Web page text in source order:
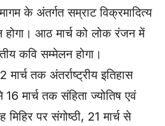
के अंतर्गत सम्राट विक्रमादित्य
होगा। आठ मार्च को लोक रंजन में
कवि सम्मेलन होगा।
तक अंतर्राष्ट्रीय इतिहास
मार्च तक संहिता ज्योतिष एवं
मिहिर पर संगोष्ठी, 21 मार्च से